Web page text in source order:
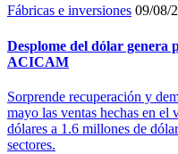
Fábricas e inversiones 09/08/
Desplome del dólar genera
ACICAM
Sorprende recuperación y
mayo las ventas hechas en el
dólares a 1.6 millones de
sectores.